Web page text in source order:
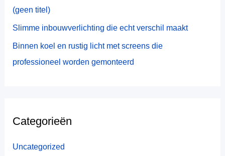
(geen titel)
Slimme inbouwverlichting die echt verschil maakt
Binnen koel en rustig licht met screens die
professioneel worden gemonteerd
Categorieën
Uncategorized